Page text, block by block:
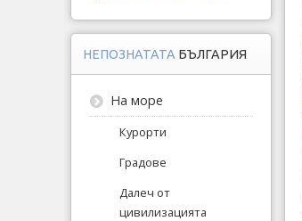
НЕПОЗНАТАТА БЪЛГАРИЯ
На море
Курорти
Градове
Далеч от
цивилизацията